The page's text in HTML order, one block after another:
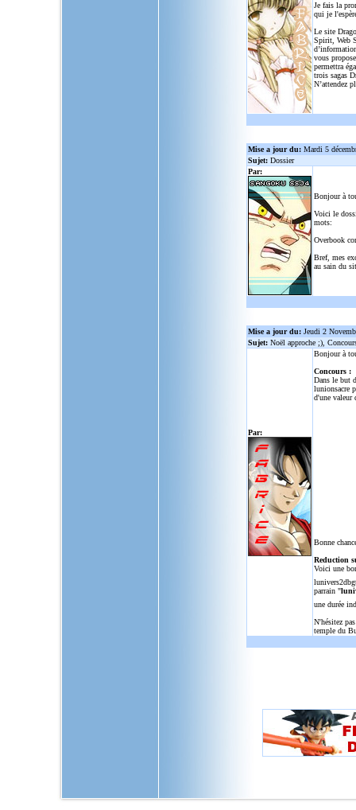
Je fais la
qui je
Le site
Spirit, Web
vous
permettra
trois sagas
N’attendez
Mise a jour du: Mardi 5
Sujet: Dossier
Par:
Bonjour à
Voici le
mots:
Overbook
Bref, mes
au sain du
Mise a jour du: Jeudi 2
Sujet: Noël approche ;),
Par:
Bonjour à
Concours :
Dans le but
lunionsacre
d'une valeur
Bonne
Reduction
Voici une
parrain "
une durée
N'hésitez
temple du